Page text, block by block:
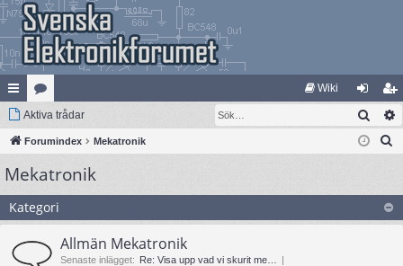
na
bb
lä
nk
ar
at
eg
ori
er
Wiki
og
ga
li
m
le
m
Aktiva trådar Sök
Forumindex Mekatronik
Mekatronik
Kategori
Allmän Mekatronik
Senaste inlägget: Re: Visa upp vad vi skurit me…